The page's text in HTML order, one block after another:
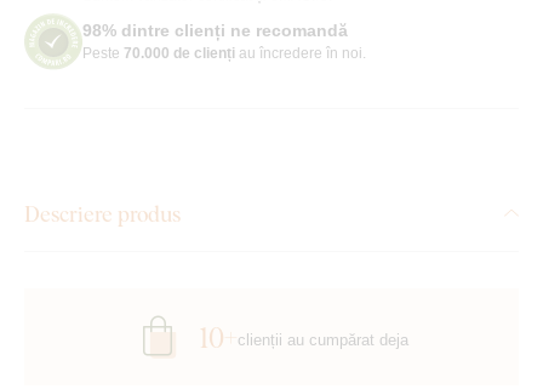
98% dintre clienți ne recomandă
Peste 70.000 de clienți au încredere în noi.
Descriere produs
10+ clienții au cumpărat deja